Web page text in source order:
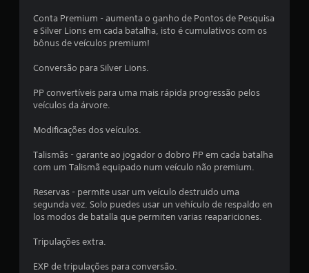
t
l
a
s
e
n
Conta Premium - aumenta o ganho de Pontos de Pesquisa
e Silver Lions em cada batalha, isto é cumulativos com os
bônus de veículos premium!
Conversão para Silver Lions.
PP convertíveis para uma mais rápida progressão pelos
veículos da árvore.
Modificações dos veículos.
Talismãs - garante ao jogador o dobro PP em cada batalha
com um Talismã equipado num veículo não premium.
Reservas - permite usar um veículo destruido uma
segunda vez. Solo puedes usar un vehículo de respaldo en
los modos de batalla que permiten varias reapariciones.
Tripulações extra.
EXP de tripulações para conversão.